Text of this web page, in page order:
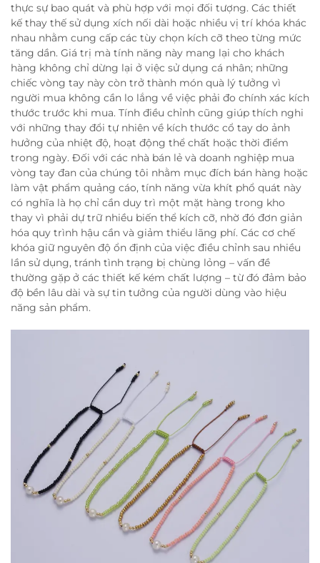
thực sự bao quát và phù hợp với mọi đối tượng. Các thiết
kế thay thế sử dụng xích nối dài hoặc nhiều vị trí khóa khác
nhau nhằm cung cấp các tùy chọn kích cỡ theo từng mức
tăng dần. Giá trị mà tính năng này mang lại cho khách
hàng không chỉ dừng lại ở việc sử dụng cá nhân; những
chiếc vòng tay này còn trở thành món quà lý tưởng vì
người mua không cần lo lắng về việc phải đo chính xác kích
thước trước khi mua. Tính điều chỉnh cũng giúp thích nghi
với những thay đổi tự nhiên về kích thước cổ tay do ảnh
hưởng của nhiệt độ, hoạt động thể chất hoặc thời điểm
trong ngày. Đối với các nhà bán lẻ và doanh nghiệp mua
vòng tay đan của chúng tôi nhằm mục đích bán hàng hoặc
làm vật phẩm quảng cáo, tính năng vừa khít phổ quát này
có nghĩa là họ chỉ cần duy trì một mặt hàng trong kho
thay vì phải dự trữ nhiều biến thể kích cỡ, nhờ đó đơn giản
hóa quy trình hậu cần và giảm thiểu lãng phí. Các cơ chế
khóa giữ nguyên độ ổn định của việc điều chỉnh sau nhiều
lần sử dụng, tránh tình trạng bị chùng lỏng – vấn đề
thường gặp ở các thiết kế kém chất lượng – từ đó đảm bảo
độ bền lâu dài và sự tin tưởng của người dùng vào hiệu
năng sản phẩm.